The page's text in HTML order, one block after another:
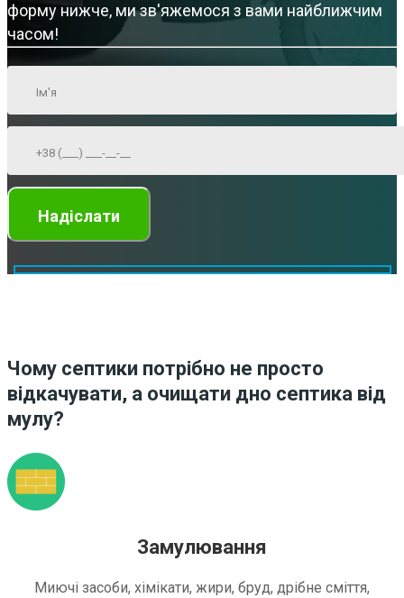
форму нижче, ми зв'яжемося з вами найближчим
часом!
Чому септики потрібно не просто
відкачувати, а очищати дно септика від
мулу?
Замулювання
Миючі засоби, хімікати, жири, бруд, дрібне сміття,